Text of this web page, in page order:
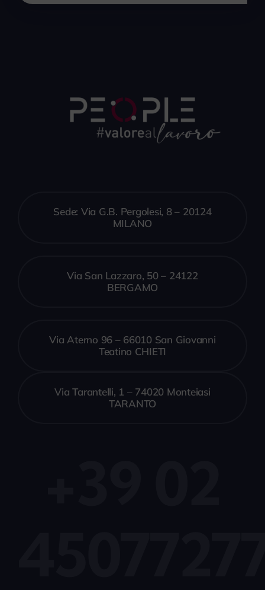
Sede: Via G.B. Pergolesi, 8 – 20124
MILANO
Via San Lazzaro, 50 – 24122
BERGAMO
Via Aterno 96 – 66010 San Giovanni
Teatino CHIETI
Via Tarantelli, 1 – 74020 Monteiasi
TARANTO